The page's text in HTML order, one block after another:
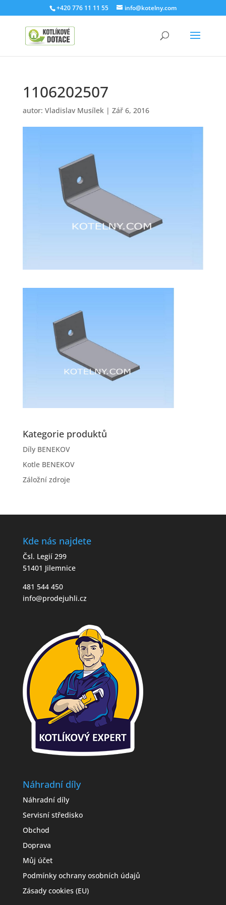
+420 776 11 11 55 info@kotelny.com
1106202507
autor: Vladislav Musílek| Zář 6, 2016
Kategorie produktů
Díly BENEKOV
Kotle BENEKOV
Záložní zdroje
Kde nás najdete
Čsl. Legií 299
51401 Jilemnice
481 544 450
info@prodejuhli.cz
Náhradní díly
Náhradní díly
Servisní středisko
Obchod
Doprava
Můj účet
Podmínky ochrany osobních údajů
Zásady cookies (EU)